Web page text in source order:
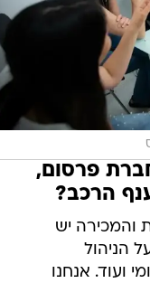
פרסום,
הרכב?
והמכירה יש
הניהול
ועוד. אנחנו